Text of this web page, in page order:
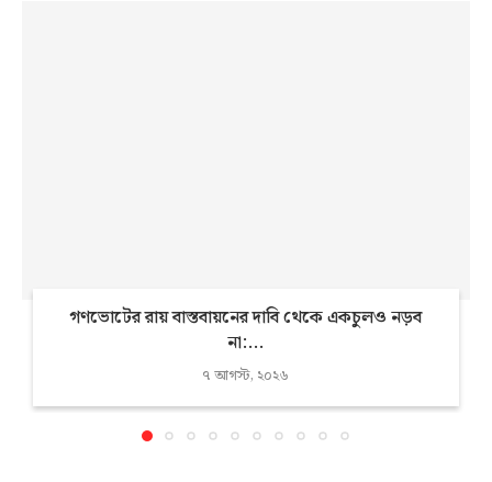
গণভোটের রায় বাস্তবায়নের দাবি থেকে একচুলও নড়ব
না:...
৭ আগস্ট, ২০২৬